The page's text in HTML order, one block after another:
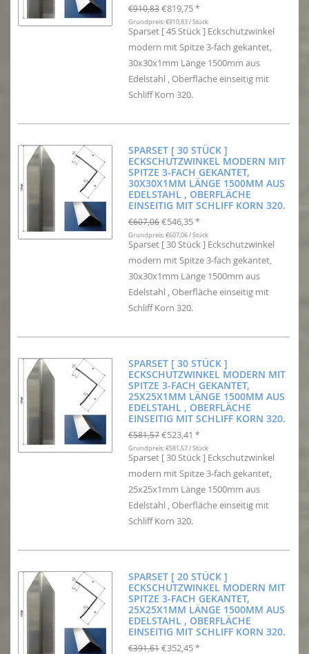
€910,83 €819,75 *
Grundpreis: €910,83 / Stück
Sparset [ 45 Stück ] Eckschutzwinkel
modern mit Spitze 3-fach gekantet,
30x30x1mm Länge 1500mm aus
Edelstahl , Oberfläche einseitig mit
Schliff Korn 320.
SPARSET [ 30 STÜCK ]
ECKSCHUTZWINKEL MODERN MIT
SPITZE 3-FACH GEKANTET,
30X30X1MM LÄNGE 1500MM AUS
EDELSTAHL , OBERFLÄCHE
EINSEITIG MIT SCHLIFF KORN 320.
€607,06 €546,35 *
Grundpreis: €607,06 / Stück
Sparset [ 30 Stück ] Eckschutzwinkel
modern mit Spitze 3-fach gekantet,
30x30x1mm Länge 1500mm aus
Edelstahl , Oberfläche einseitig mit
Schliff Korn 320.
SPARSET [ 30 STÜCK ]
ECKSCHUTZWINKEL MODERN MIT
SPITZE 3-FACH GEKANTET,
25X25X1MM LÄNGE 1500MM AUS
EDELSTAHL , OBERFLÄCHE
EINSEITIG MIT SCHLIFF KORN 320.
€581,57 €523,41 *
Grundpreis: €581,57 / Stück
Sparset [ 30 Stück ] Eckschutzwinkel
modern mit Spitze 3-fach gekantet,
25x25x1mm Länge 1500mm aus
Edelstahl , Oberfläche einseitig mit
Schliff Korn 320.
SPARSET [ 20 STÜCK ]
ECKSCHUTZWINKEL MODERN MIT
SPITZE 3-FACH GEKANTET,
25X25X1MM LÄNGE 1500MM AUS
EDELSTAHL , OBERFLÄCHE
EINSEITIG MIT SCHLIFF KORN 320.
€391,61 €352,45 *